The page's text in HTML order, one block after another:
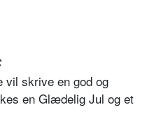
skrive en god og
en Glædelig Jul og et